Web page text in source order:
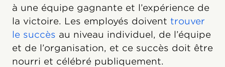
à une équipe gagnante et l’expérience de
la victoire. Les employés doivent trouver
le succès au niveau individuel, de l’équipe
et de l’organisation, et ce succès doit être
nourri et célébré publiquement.